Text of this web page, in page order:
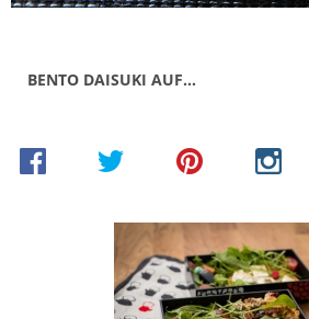
BENTO DAISUKI AUF…